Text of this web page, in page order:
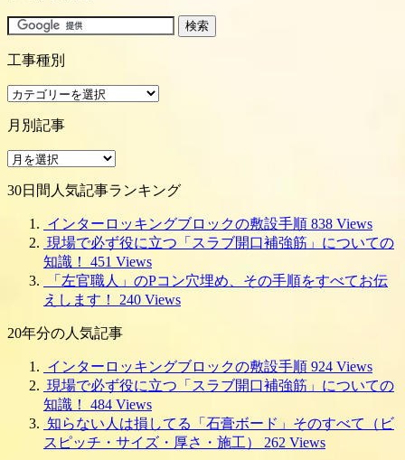
工事種別
工
種
別
月別記事
月
記
30日間人気記事ランキング
インターロッキングブロックの敷設手順 838 Views
現場で必ず役に立つ「スラブ開口補強筋」についての
知識！
451 Views
「左官職人」のPコン穴埋め、その手順をすべてお伝
えします！
240 Views
20年分の人気記事
インターロッキングブロックの敷設手順 924 Views
現場で必ず役に立つ「スラブ開口補強筋」についての
知識！
484 Views
知らない人は損してる「石膏ボード」そのすべて（ビ
スピッチ・サイズ・厚さ・施工）
262 Views